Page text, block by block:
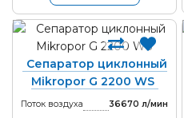
Сепаратор циклонный
Mikropor G 2200 WS
Поток воздуха
36670 л/мин